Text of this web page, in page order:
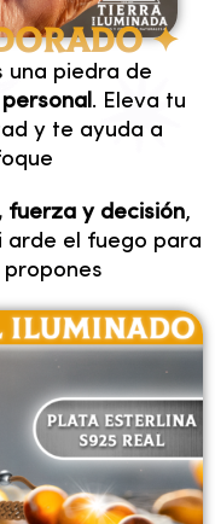
✦
una piedra de
. Eleva tu
y te ayuda a
fuerza y decisión,
el fuego para